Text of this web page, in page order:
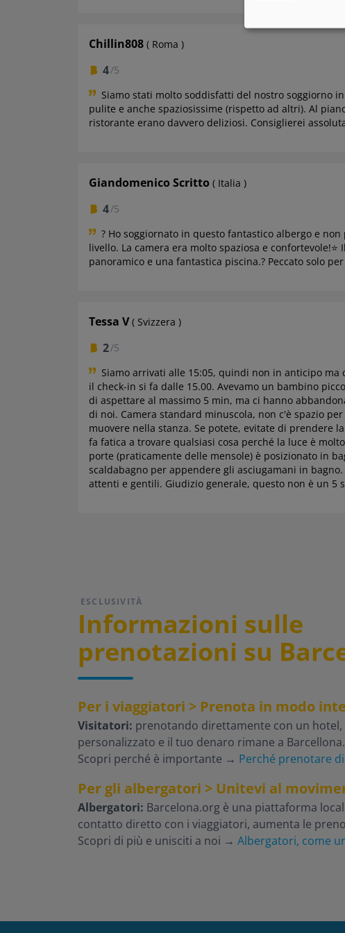
Chillin808 ( Roma )
4/5
Siamo stati molto soddisfatti del nostro soggiorno
pulite e anche spaziosissime (rispetto ad altri). Al
ristorante erano davvero deliziosi. Consiglierei
Giandomenico Scritto ( Italia )
4/5
? Ho soggiornato in questo fantastico albergo e
livello. La camera era molto spaziosa e
panoramico e una fantastica piscina.? Peccato solo
Tessa V( Svizzera )
2/5
Siamo arrivati alle 15:05, quindi non in anticipo
il check-in si fa dalle 15.00. Avevamo un bambino
di aspettare al massimo 5 min, ma ci hanno
di noi. Camera standard minuscola, non c'è spazio
muovere nella stanza. Se potete, evitate di prendere
fa fatica a trovare qualsiasi cosa perché la luce è
porte (praticamente delle mensole) è posizionato in
scaldabagno per appendere gli asciugamani in
attenti e gentili. Giudizio generale, questo non è un 5
ESCLUSIVITÀ
Informazioni sulle
prenotazioni su
Per i viaggiatori > Prenota in modo
Visitatori: prenotando direttamente con un
personalizzato e il tuo denaro rimane a Barcellona.
Scopri perché è importante → Perché prenotare
Per gli albergatori > Unitevi al
Albergatori: Barcelona.org è una piattaforma
contatto diretto con i viaggiatori, aumenta le
Scopri di più e unisciti a noi → Albergatori, come